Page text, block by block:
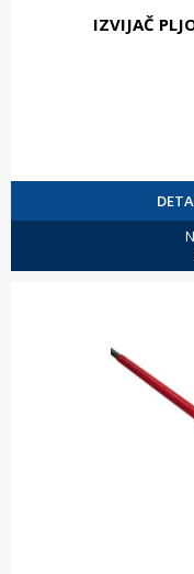
IZVIJAČ